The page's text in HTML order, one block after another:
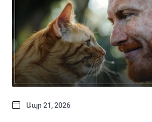
Ապր 21, 2026